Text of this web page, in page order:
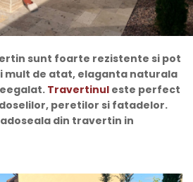
sunt foarte rezistente si pot
mult de atat, elaganta naturala
Travertinul este perfect
peretilor si fatadelor.
din travertin in